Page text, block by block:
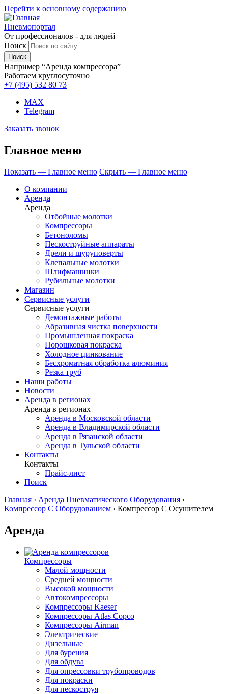
Перейти к основному содержанию
Пневмопортал
От профессионалов - для людей
Поиск
Например “Аренда компрессора”
Работаем круглосуточно
+7 (495) 532 80 73
MAX
Telegram
Заказать звонок
Главное меню
Показать — Главное меню Скрыть — Главное меню
О компании
Аренда
Аренда
Отбойные молотки
Компрессоры
Бетоноломы
Пескоструйные аппараты
Дрели и шуруповерты
Клепальные молотки
Шлифмашинки
Рубильные молотки
Магазин
Сервисные услуги
Сервисные услуги
Демонтажные работы
Абразивная чистка поверхности
Промышленная покраска
Порошковая покраска
Холодное цинкование
Бесхроматная обработка алюминия
Резка труб
Наши работы
Новости
Аренда в регионах
Аренда в регионах
Аренда в Московской области
Аренда в Владимирской области
Аренда в Рязанской области
Аренда в Тульской области
Контакты
Контакты
Прайс-лист
Поиск
Главная › Аренда Пневматического Оборудования ›
Компрессор С Оборудованием › Компрессор С Осушителем
Аренда
Компрессоры
Малой мощности
Средней мощности
Высокой мощности
Автокомпрессоры
Компрессоры Kaeser
Компрессоры Atlas Copco
Компрессоры Airman
Электрические
Дизельные
Для бурения
Для обдува
Для опрессовки трубопроводов
Для покраски
Для пескоструя